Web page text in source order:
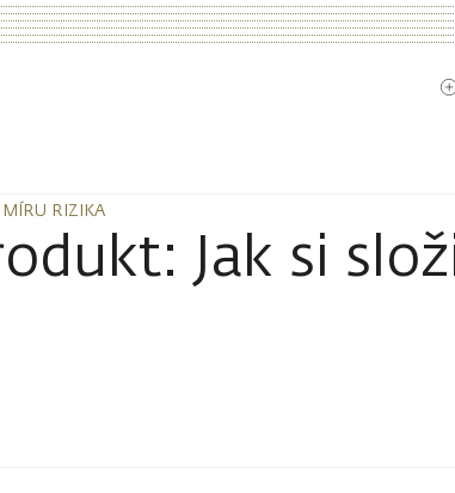
RIZIKA
Jak si